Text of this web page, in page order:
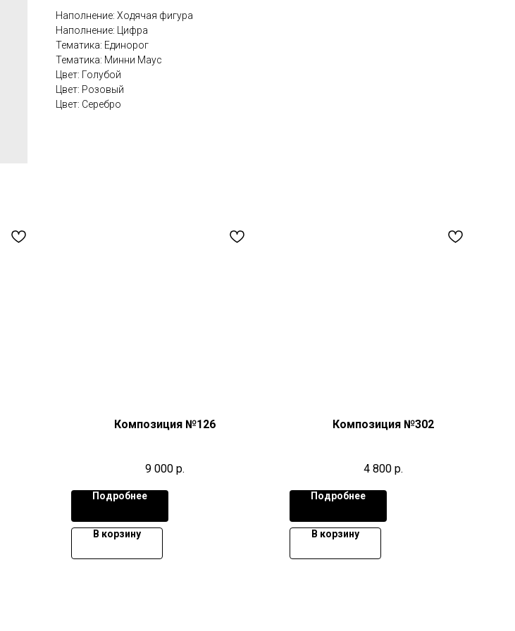
Наполнение: Ходячая фигура
Наполнение: Цифра
Тематика: Единорог
Тематика: Минни Маус
Цвет: Голубой
Цвет: Розовый
Цвет: Серебро
Композиция №126
9 000 р.
Подробнее
В корзину
Композиция №302
4 800 р.
Подробнее
В корзину